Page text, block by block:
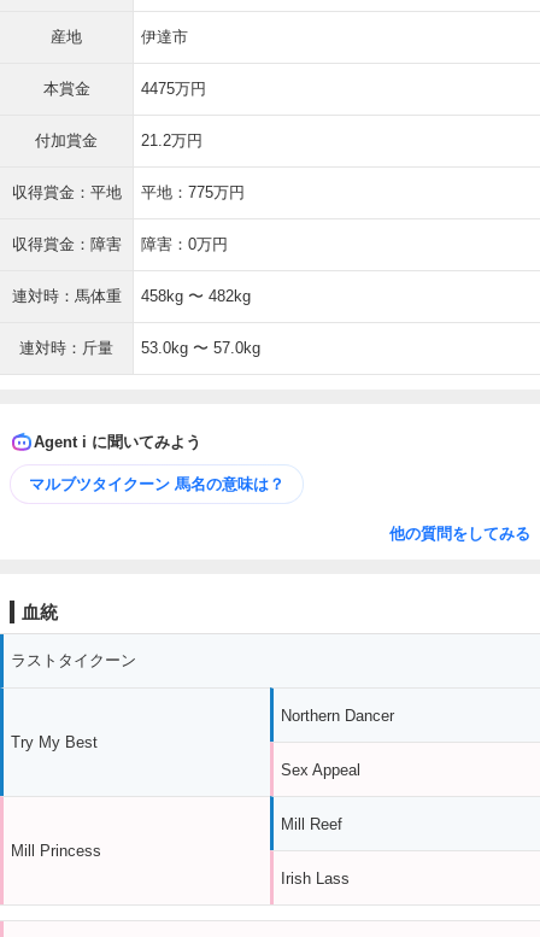
産地 伊達市
本賞金 4475万円
付加賞金 21.2万円
収得賞金：平地 平地：775万円
収得賞金：障害 障害：0万円
連対時：馬体重 458kg 〜 482kg
連対時：斤量 53.0kg 〜 57.0kg
Agent i に聞いてみよう
マルブツタイクーン 馬名の意味は？
他の質問をしてみる
血統
ラストタイクーン
Try My Best
Mill Princess
Northern Dancer
Sex Appeal
Mill Reef
Irish Lass